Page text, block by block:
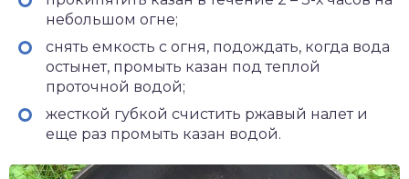
небольшом огне;
снять емкость с огня, подождать, когда вода
остынет, промыть казан под теплой
проточной водой;
жесткой губкой счистить ржавый налет и
еще раз промыть казан водой.